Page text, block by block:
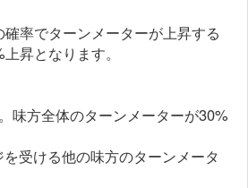
率でターンメーターが上昇する
昇となります。
味方全体のターンメーターが30%
受ける他の味方のターンメータ